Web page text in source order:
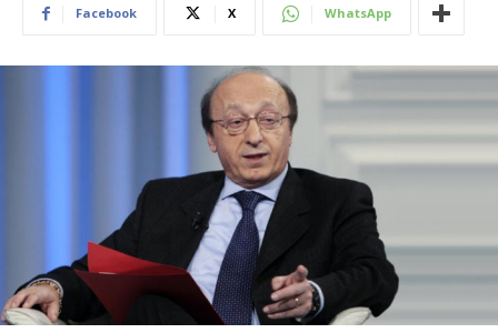
Facebook X WhatsApp